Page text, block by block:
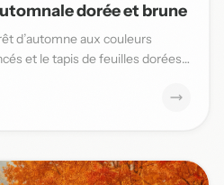
dorée et brune
d’automne aux couleurs
et le tapis de feuilles dorées